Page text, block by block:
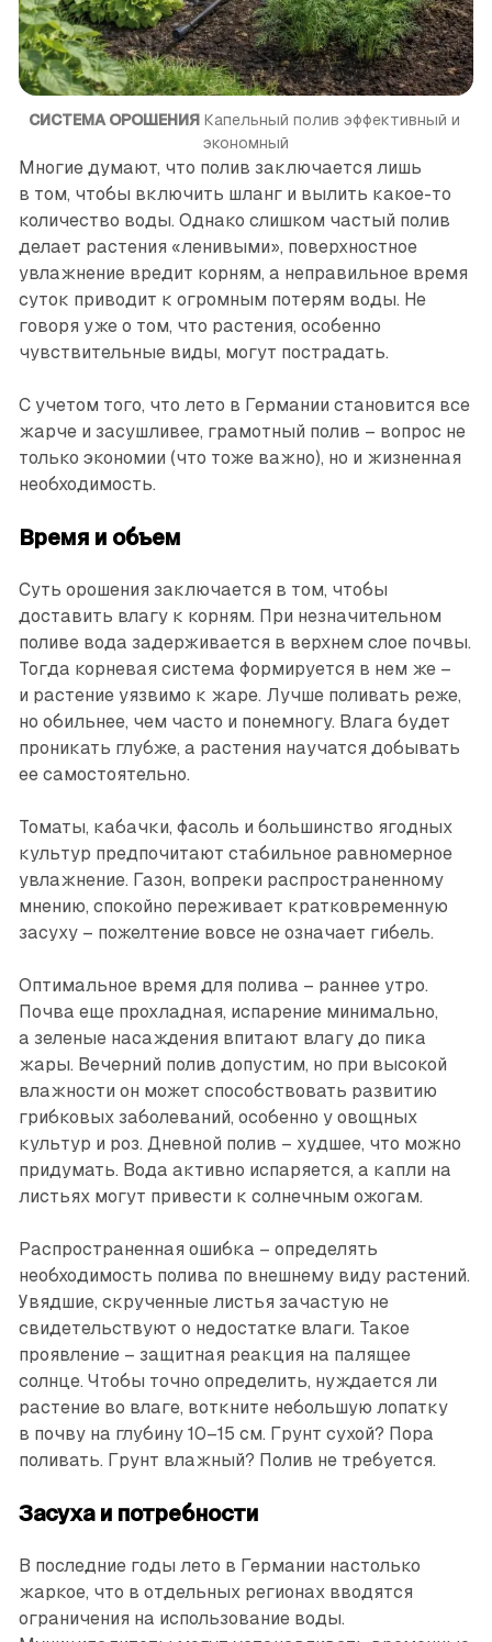
СИСТЕМА ОРОШЕНИЯ Капельный полив эффективный и
экономный
Многие думают, что полив заключается лишь
в том, чтобы включить шланг и вылить какое-то
количество воды. Однако слишком частый полив
делает растения «ленивыми», поверхностное
увлажнение вредит корням, а неправильное время
суток приводит к огромным потерям воды. Не
говоря уже о том, что растения, особенно
чувствительные виды, могут пострадать.
С учетом того, что лето в Германии становится все
жарче и засушливее, грамотный полив – вопрос не
только экономии (что тоже важно), но и жизненная
необходимость.
Время и объем
Суть орошения заключается в том, чтобы
доставить влагу к корням. При незначительном
поливе вода задерживается в верхнем слое почвы.
Тогда корневая система формируется в нем же –
и растение уязвимо к жаре. Лучше поливать реже,
но обильнее, чем часто и понемногу. Влага будет
проникать глубже, а растения научатся добывать
ее самостоятельно.
Томаты, кабачки, фасоль и большинство ягодных
культур предпочитают стабильное равномерное
увлажнение. Газон, вопреки распространенному
мнению, спокойно переживает кратковременную
засуху – пожелтение вовсе не означает гибель.
Оптимальное время для полива – раннее утро.
Почва еще прохладная, испарение минимально,
а зеленые насаждения впитают влагу до пика
жары. Вечерний полив допустим, но при высокой
влажности он может способствовать развитию
грибковых заболеваний, особенно у овощных
культур и роз. Дневной полив – худшее, что можно
придумать. Вода активно испаряется, а капли на
листьях могут привести к солнечным ожогам.
Распространенная ошибка – определять
необходимость полива по внешнему виду растений.
Увядшие, скрученные листья зачастую не
свидетельствуют о недостатке влаги. Такое
проявление – защитная реакция на палящее
солнце. Чтобы точно определить, нуждается ли
растение во влаге, воткните небольшую лопатку
в почву на глубину 10–15 см. Грунт сухой? Пора
поливать. Грунт влажный? Полив не требуется.
Засуха и потребности
В последние годы лето в Германии настолько
жаркое, что в отдельных регионах вводятся
ограничения на использование воды.